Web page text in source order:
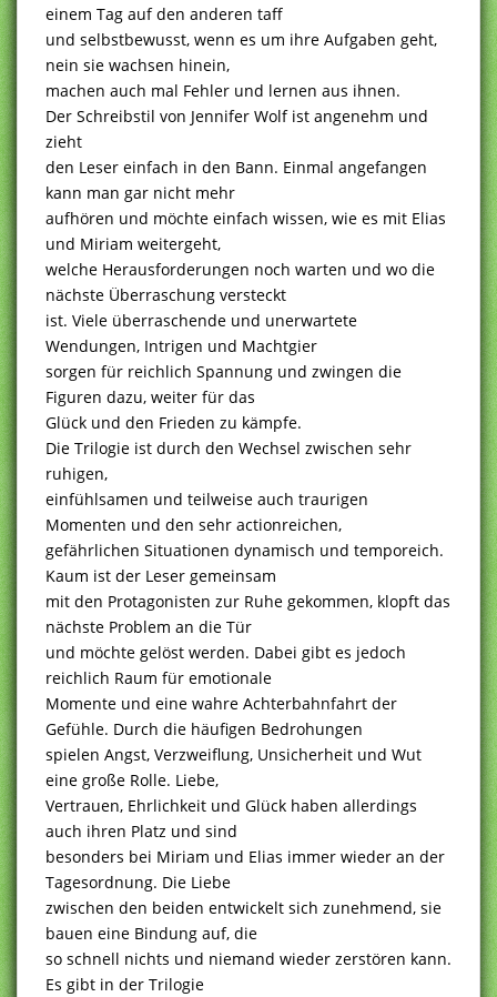
einem Tag auf den anderen taff
und selbstbewusst, wenn es um ihre Aufgaben geht,
nein sie wachsen hinein,
machen auch mal Fehler und lernen aus ihnen.
Der Schreibstil von Jennifer Wolf ist angenehm und
zieht
den Leser einfach in den Bann. Einmal angefangen
kann man gar nicht mehr
aufhören und möchte einfach wissen, wie es mit Elias
und Miriam weitergeht,
welche Herausforderungen noch warten und wo die
nächste Überraschung versteckt
ist. Viele überraschende und unerwartete
Wendungen, Intrigen und Machtgier
sorgen für reichlich Spannung und zwingen die
Figuren dazu, weiter für das
Glück und den Frieden zu kämpfe.
Die Trilogie ist durch den Wechsel zwischen sehr
ruhigen,
einfühlsamen und teilweise auch traurigen
Momenten und den sehr actionreichen,
gefährlichen Situationen dynamisch und temporeich.
Kaum ist der Leser gemeinsam
mit den Protagonisten zur Ruhe gekommen, klopft das
nächste Problem an die Tür
und möchte gelöst werden. Dabei gibt es jedoch
reichlich Raum für emotionale
Momente und eine wahre Achterbahnfahrt der
Gefühle. Durch die häufigen Bedrohungen
spielen Angst, Verzweiflung, Unsicherheit und Wut
eine große Rolle. Liebe,
Vertrauen, Ehrlichkeit und Glück haben allerdings
auch ihren Platz und sind
besonders bei Miriam und Elias immer wieder an der
Tagesordnung. Die Liebe
zwischen den beiden entwickelt sich zunehmend, sie
bauen eine Bindung auf, die
so schnell nichts und niemand wieder zerstören kann.
Es gibt in der Trilogie